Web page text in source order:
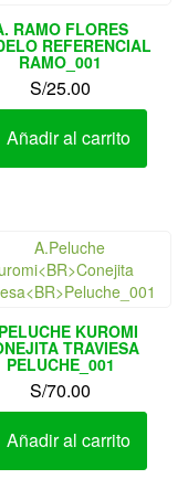
RAMO FLORES
REFERENCIAL
RAMO_001
S/25.00
Añadir al carrito
KUROMI
TRAVIESA
PELUCHE_001
S/70.00
Añadir al carrito